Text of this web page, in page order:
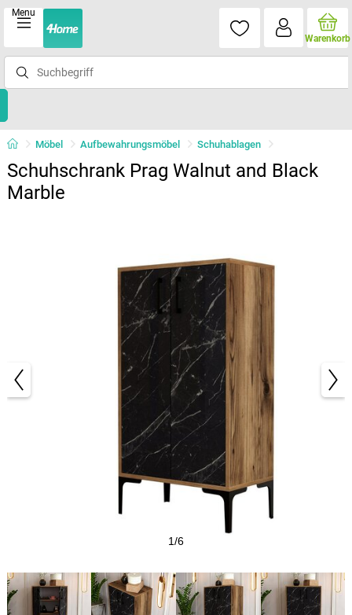
Menu
Warenkorb
Möbel Aufbewahrungsmöbel Schuhablagen
Schuhschrank Prag Walnut and Black
Marble
1/6